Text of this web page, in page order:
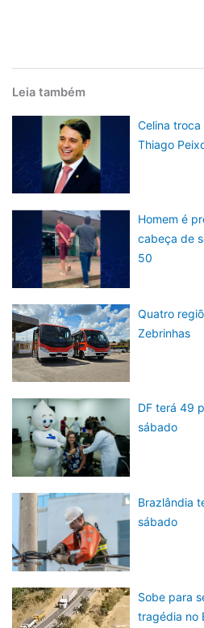
Leia também
Celina
Thiago
Homem é
cabeça de
50
Quatro
Zebrinhas
DF terá 49
sábado
Brazlândia
sábado
Sobe para
tragédia no